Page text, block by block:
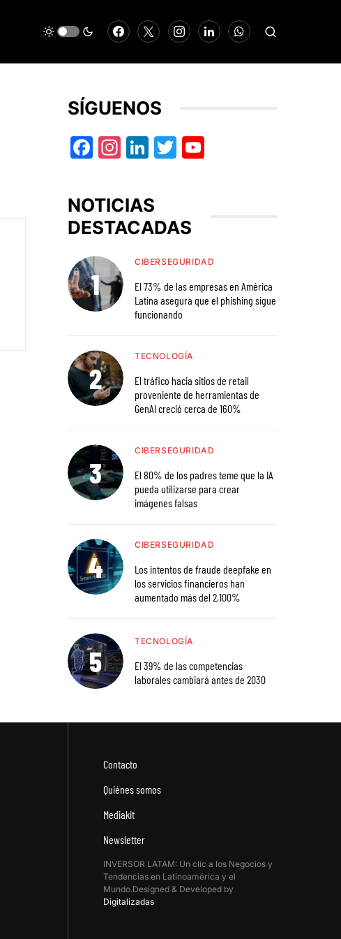
SÍGUENOS
Facebook
Instagram
LinkedIn
Twitter
NOTICIAS
DESTACADAS
CIBERSEGURIDAD
El 73% de las empresas en América
Latina asegura que el phishing sigue
funcionando
TECNOLOGÍA
El tráfico hacia sitios de retail
proveniente de herramientas de
GenAI creció cerca de 160%
CIBERSEGURIDAD
El 80% de los padres teme que la IA
pueda utilizarse para crear
imágenes falsas
CIBERSEGURIDAD
Los intentos de fraude deepfake en
los servicios financieros han
aumentado más del 2,100%
TECNOLOGÍA
El 39% de las competencias
laborales cambiará antes de 2030
Contacto
Quiénes somos
Mediakit
Newsletter
INVERSOR LATAM: Un clic a los Negocios y
Tendencias en Latinoamérica y el
Mundo.Designed & Developed by
Digitalizadas